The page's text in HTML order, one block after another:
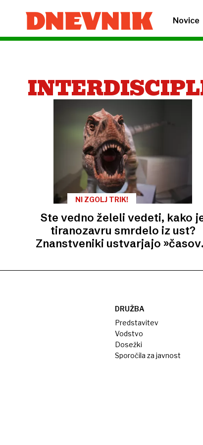
Novice
NI ZGOLJ TRIK!
Ste vedno želeli vedeti, kako
tiranozavru smrdelo iz ust?
Znanstveniki ustvarjajo
DRUŽBA
Predstavitev
Vodstvo
Dosežki
Sporočila za javnost